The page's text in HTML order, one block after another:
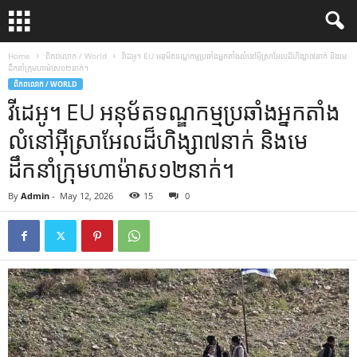
Home ពិភពលោក / World
វីដេអូ។ EU អនុម័ត​ទណ្ឌកម្ម​ប្រឆាំង​អ្នក​តាំង​លំនៅ​អ៊ីស្រាអែល​ដ៏​ហិង្សា​៧​នាក់ និង​មេ
ដឹកនាំ​ក្រុម​ហាម៉ាស​១២​នាក់។
ពិភពលោក / WORLD
វីដេអូ។ EU អនុម័ត​ទណ្ឌកម្ម​ប្រឆាំង​អ្នក​តាំង​
លំនៅ​អ៊ីស្រាអែល​ដ៏​ហិង្សា​៧​នាក់ និង​មេ
ដឹកនាំ​ក្រុម​ហាម៉ាស​១២​នាក់។
By Admin - May 12, 2026 15 0